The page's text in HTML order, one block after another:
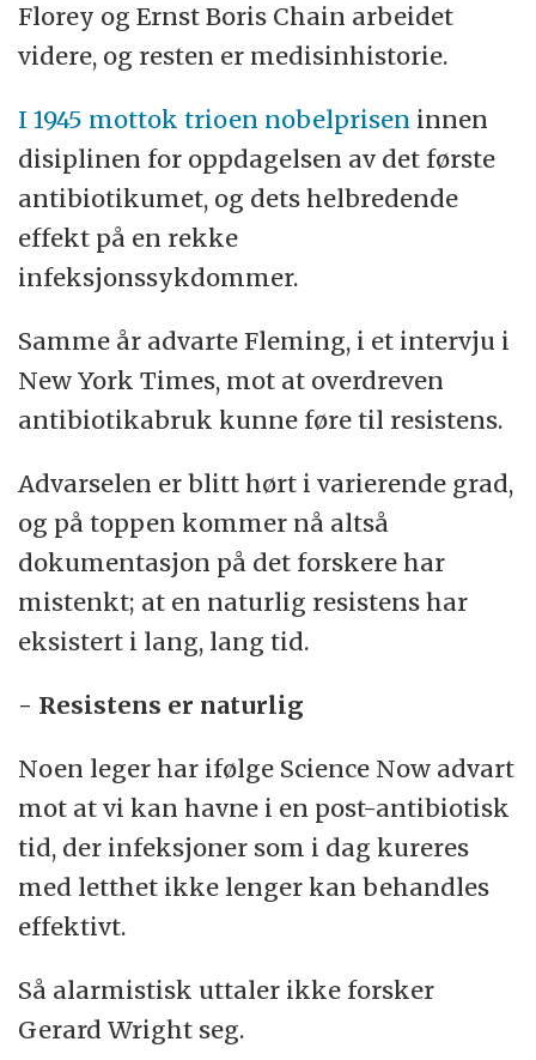
Florey og Ernst Boris Chain arbeidet
videre, og resten er medisinhistorie.
I 1945 mottok trioen nobelprisen innen
disiplinen for oppdagelsen av det første
antibiotikumet, og dets helbredende
effekt på en rekke
infeksjonssykdommer.
Samme år advarte Fleming, i et intervju i
New York Times, mot at overdreven
antibiotikabruk kunne føre til resistens.
Advarselen er blitt hørt i varierende grad,
og på toppen kommer nå altså
dokumentasjon på det forskere har
mistenkt; at en naturlig resistens har
eksistert i lang, lang tid.
- Resistens er naturlig
Noen leger har ifølge Science Now advart
mot at vi kan havne i en post-antibiotisk
tid, der infeksjoner som i dag kureres
med letthet ikke lenger kan behandles
effektivt.
Så alarmistisk uttaler ikke forsker
Gerard Wright seg.